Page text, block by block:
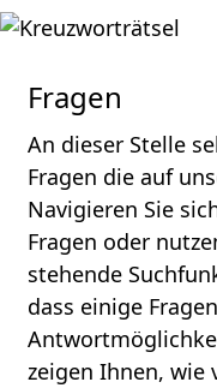
Fragen
An dieser Stelle
Fragen die auf
Navigieren Sie
Fragen oder
stehende
dass einige
zeigen Ihnen, wie